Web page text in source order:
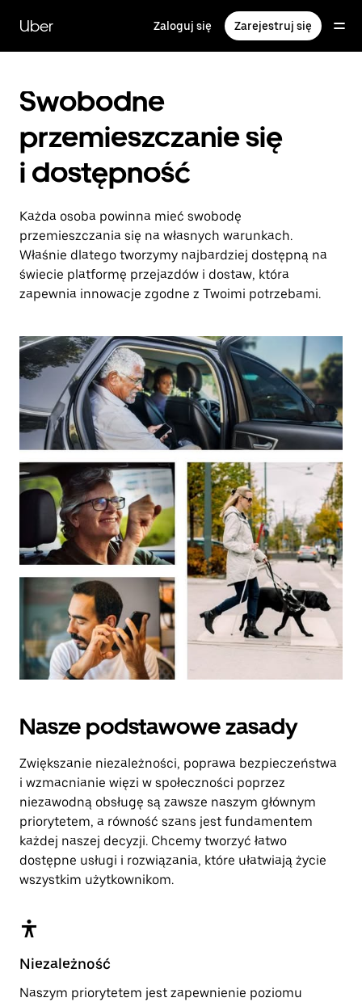
głównej
zawartości
Uber Zaloguj się Zarejestruj się
Swobodne
przemieszczanie się
i dostępność
Każda osoba powinna mieć swobodę
przemieszczania się na własnych warunkach.
Właśnie dlatego tworzymy najbardziej dostępną na
świecie platformę przejazdów i dostaw, która
zapewnia innowacje zgodne z Twoimi potrzebami.
Nasze podstawowe zasady
Zwiększanie niezależności, poprawa bezpieczeństwa
i wzmacnianie więzi w społeczności poprzez
niezawodną obsługę są zawsze naszym głównym
priorytetem, a równość szans jest fundamentem
każdej naszej decyzji. Chcemy tworzyć łatwo
dostępne usługi i rozwiązania, które ułatwiają życie
wszystkim użytkownikom.
Niezależność
Naszym priorytetem jest zapewnienie poziomu